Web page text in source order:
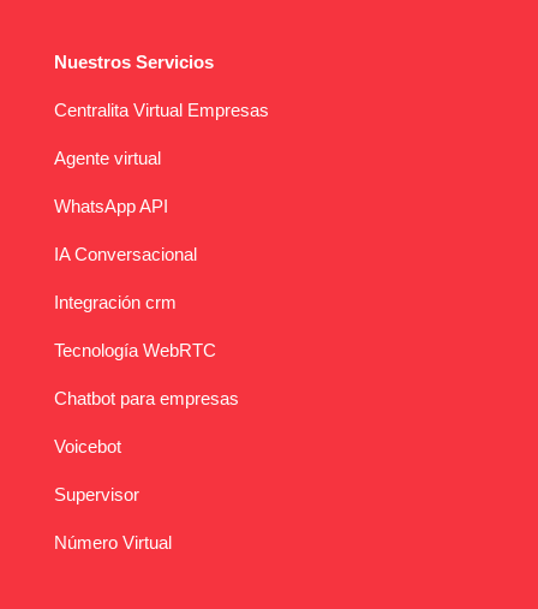
Nuestros Servicios
Centralita Virtual Empresas
Agente virtual
WhatsApp API
IA Conversacional
Integración crm
Tecnología WebRTC
Chatbot para empresas
Voicebot
Supervisor
Número Virtual